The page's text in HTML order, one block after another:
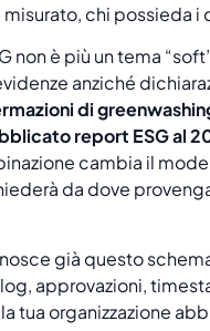
chi possieda i
non è più un tema
anziché
di
report ESG al
cambia il
da dove
già questo
approvazioni,
tua organizzazione